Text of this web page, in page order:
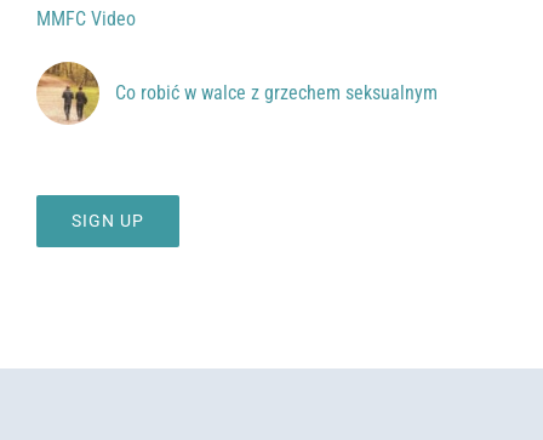
MMFC Video
Co robić w walce z grzechem seksualnym
SIGN UP